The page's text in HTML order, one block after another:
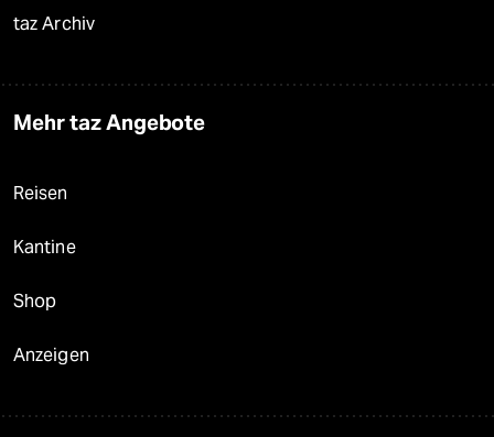
taz Archiv
Mehr taz Angebote
Reisen
Kantine
Shop
Anzeigen